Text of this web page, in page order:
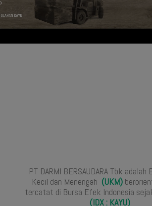
PT DARMI BERSAUDARA Tbk adalah
Kecil dan Menengah (UKM)
tercatat di Bursa Efek Indonesia
(IDX : KAYU)